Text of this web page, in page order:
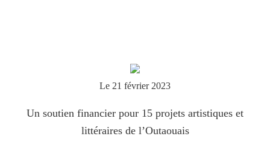
Le 21 février 2023
Un soutien financier pour 15 projets artistiques et
littéraires de l’Outaouais